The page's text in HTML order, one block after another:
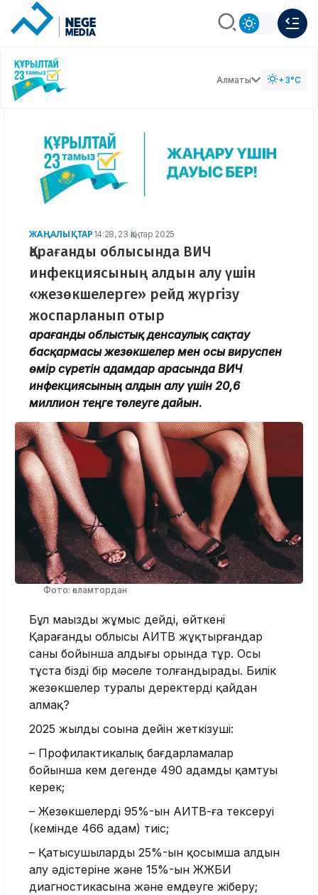
Алматы +3°C
ЖАҢАЛЫҚТАР 14:28, 23 Қаңтар 2025
Қарағанды ​​облысында ВИЧ
инфекциясының алдын алу үшін
«жезөкшелерге» рейд жүргізу
жоспарланып отыр
Қарағанды облыстық денсаулық сақтау
басқармасы жезөкшелер мен осы вируспен
өмір сүретін адамдар арасында ВИЧ
инфекциясының алдын алу үшін 20,6
миллион теңге төлеуге дайын.
Фото: ғаламтордан
Бұл маңызды жұмыс дейді, өйткені
Қарағанды ​​облысы АИТВ жұқтырғандар
саны бойынша алдыңғы орында тұр. Осы
тұста бізді бір мәселе толғандырады. Билік
жезөкшелер туралы деректерді қайдан
алмақ?
2025 жылдың соңына дейін жеткізуші:
– Профилактикалық бағдарламалар
бойынша кем дегенде 490 адамды қамтуы
керек;
– Жезөкшелердің 95%-ын АИТВ-ға тексеруі
(кемінде 466 адам) тиіс;
– Қатысушылардың 25%-ын қосымша алдын
алу әдістеріне және 15%-ын ЖЖБИ
диагностикасына және емдеуге жіберу;